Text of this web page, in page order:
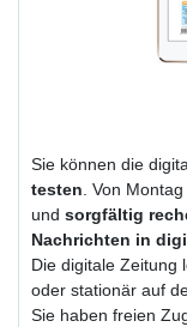
Sie können die
testen. Von
und sorgfältig
Nachrichten in
Die digitale Zeitung
oder stationär auf
Sie haben freien